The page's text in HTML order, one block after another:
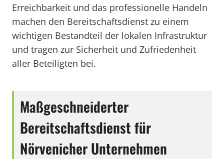
Erreichbarkeit und das professionelle Handeln
machen den Bereitschaftsdienst zu einem
wichtigen Bestandteil der lokalen Infrastruktur
und tragen zur Sicherheit und Zufriedenheit
aller Beteiligten bei.
Maßgeschneiderter
Bereitschaftsdienst für
Nörvenicher Unternehmen